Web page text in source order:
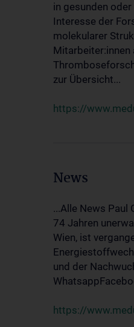
in gesunden
Interesse der
molekularer
Mitarbeiter:innen
zur Übersicht...
https://
News
...Alle News Paul
74 Jahren
Wien, ist
und der
https://